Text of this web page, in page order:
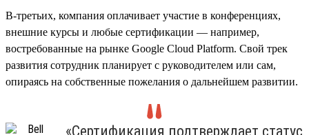
В-третьих, компания оплачивает участие в конференциях,
внешние курсы и любые сертификации — например,
востребованные на рынке Google Cloud Platform. Свой трек
развития сотрудник планирует с руководителем или сам,
опираясь на собственные пожелания о дальнейшем развитии.
«Сертификация подтверждает статус